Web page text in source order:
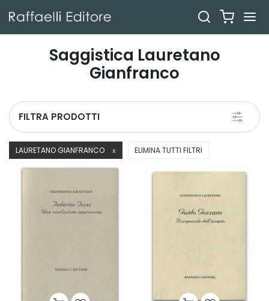
Saggistica Lauretano
Gianfranco
Toggle
FILTRA PRODOTTI
LAURETANO GIANFRANCO X ELIMINA TUTTI FILTRI